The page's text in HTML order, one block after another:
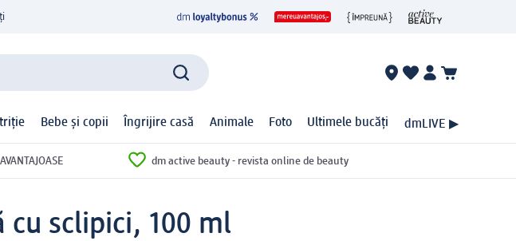
Bebe și copii Îngrijire casă Animale Foto Ultimele bucăți dmLIVE ▶
dm active beauty - revista online de beauty
cu sclipici, 100 ml